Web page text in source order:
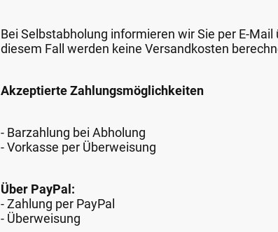
Bei Selbstabholung informieren wir Sie per E-
diesem Fall werden keine Versandkosten
Akzeptierte Zahlungsmöglichkeiten
- Barzahlung bei Abholung
- Vorkasse per Überweisung
Über PayPal:
- Zahlung per PayPal
- Überweisung